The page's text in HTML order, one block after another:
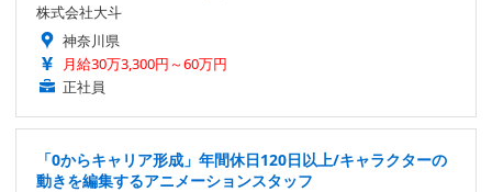
株式会社大斗
神奈川県
月給30万3,300円～60万円
正社員
「0からキャリア形成」年間休日120日以上/キャラクターの
動きを編集するアニメーションスタッフ